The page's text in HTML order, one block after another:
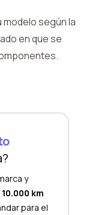
modelo según la
en que se
y
km
para el